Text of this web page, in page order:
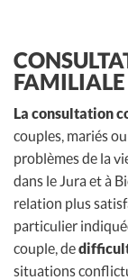
FAMILIALE
La consultation
couples, mariés
problèmes de la
dans le Jura et à
relation plus
particulier
couple, de
situations